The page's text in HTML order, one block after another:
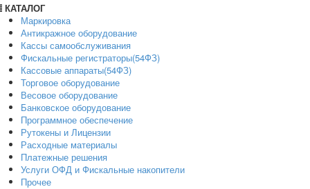
КАТАЛОГ
Маркировка
Антикражное оборудование
Кассы самообслуживания
Фискальные регистраторы(54ФЗ)
Кассовые аппараты(54ФЗ)
Торговое оборудование
Весовое оборудование
Банковское оборудование
Программное обеспечение
Рутокены и Лицензии
Расходные материалы
Платежные решения
Услуги ОФД и Фискальные накопители
Прочее